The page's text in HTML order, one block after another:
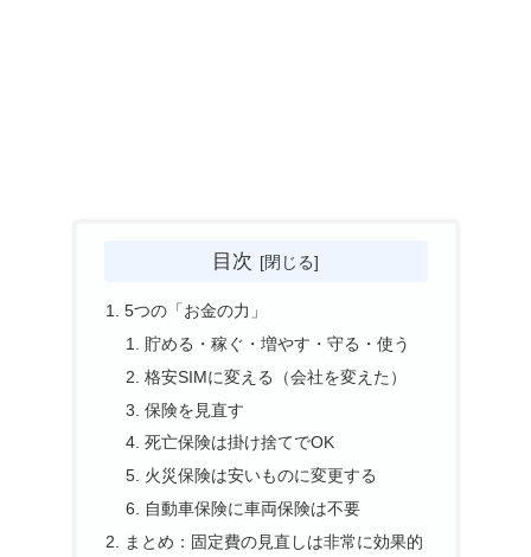
目次
5つの「お金の力」
貯める・稼ぐ・増やす・守る・使う
格安SIMに変える（会社を変えた）
保険を見直す
死亡保険は掛け捨てでOK
火災保険は安いものに変更する
自動車保険に車両保険は不要
まとめ：固定費の見直しは非常に効果的